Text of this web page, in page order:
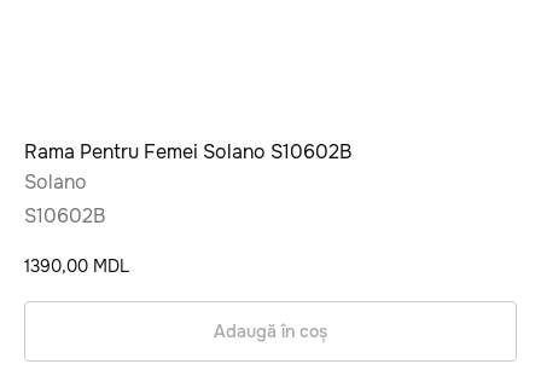
Rama Pentru Femei Solano S10602B
Solano
S10602B
1390,00 MDL
Adaugă în coș